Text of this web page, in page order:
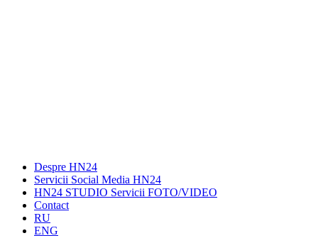
Despre HN24
Servicii Social Media HN24
HN24 STUDIO Servicii FOTO/VIDEO
Contact
RU
ENG